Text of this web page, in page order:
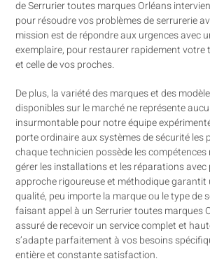
de Serrurier toutes marques Orléans
pour résoudre vos problèmes de serrurerie
mission est de répondre aux urgences avec
exemplaire, pour restaurer rapidement votre
et celle de vos proches.
De plus, la variété des marques et des
disponibles sur le marché ne représente
insurmontable pour notre équipe
porte ordinaire aux systèmes de sécurité les
chaque technicien possède les
gérer les installations et les réparations avec
approche rigoureuse et méthodique garantit
qualité, peu importe la marque ou le type de
faisant appel à un Serrurier toutes marques
assuré de recevoir un service complet et
s’adapte parfaitement à vos besoins
entière et constante satisfaction.